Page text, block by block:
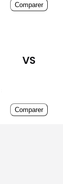
Comparer
VS
Comparer